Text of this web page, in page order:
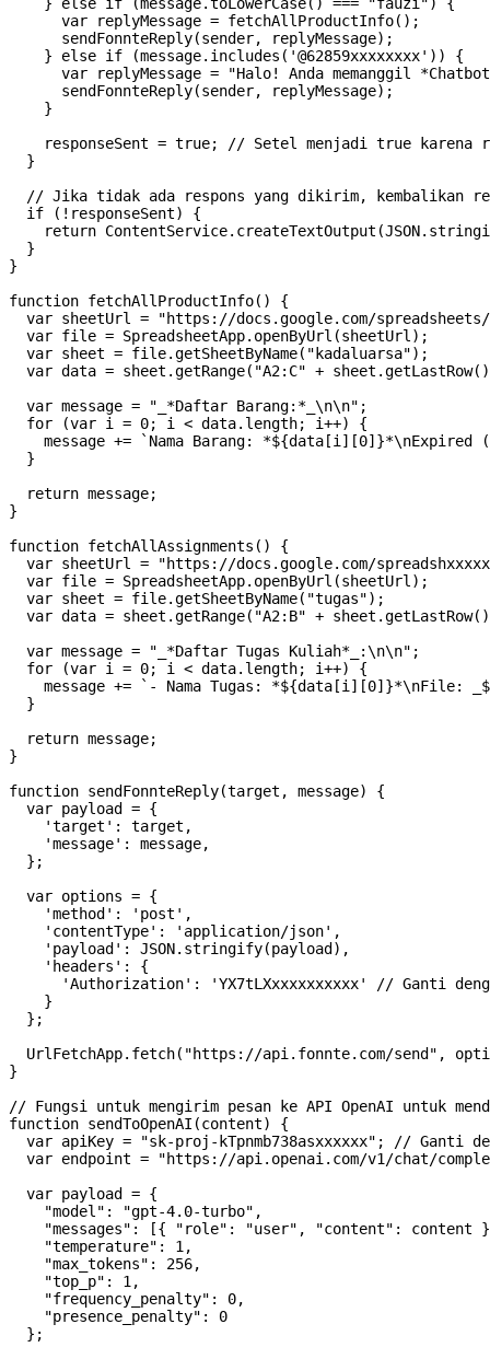
    } else if (message.toLowerCase() === "fauzi") {
      var replyMessage = fetchAllProductInfo();
      sendFonnteReply(sender, replyMessage);
    } else if (message.includes('@62859xxxxxxxx')) {
var replyMessage = "Halo! Anda memanggil
      sendFonnteReply(sender, replyMessage);
    }
responseSent = true; // Setel menjadi true karena
  }
// Jika tidak ada respons yang dikirim, kembalikan
  if (!responseSent) {
return
  }
}
function fetchAllProductInfo() {
var sheetUrl = "https://docs.google.com/
  var file = SpreadsheetApp.openByUrl(sheetUrl);
  var sheet = file.getSheetByName("kadaluarsa");
var data = sheet.getRange("A2:C" +
  var message = "_*Daftar Barang:*_\n\n";
  for (var i = 0; i < data.length; i++) {
message += `Nama Barang: *${data[i][0]}*\nExpired
  }
  return message;
}
function fetchAllAssignments() {
var sheetUrl = "https://docs.google.com/
  var file = SpreadsheetApp.openByUrl(sheetUrl);
  var sheet = file.getSheetByName("tugas");
var data = sheet.getRange("A2:B" +
  var message = "_*Daftar Tugas Kuliah*_:\n\n";
  for (var i = 0; i < data.length; i++) {
message += `- Nama Tugas: *${data[i][0]}*\nFile:
  }
  return message;
}
function sendFonnteReply(target, message) {
  var payload = {
    'target': target,
    'message': message,
  };
  var options = {
    'method': 'post',
    'contentType': 'application/json',
    'payload': JSON.stringify(payload),
    'headers': {
'Authorization': 'YX7tLXxxxxxxxxxx' // Ganti
    }
  };
UrlFetchApp.fetch("https://api.fonnte.com/send",
}
// Fungsi untuk mengirim pesan ke API OpenAI untuk
function sendToOpenAI(content) {
var apiKey = "sk-proj-kTpnmb738asxxxxxx"; // Ganti
var endpoint = "https://api.openai.com/v1/chat/
  var payload = {
    "model": "gpt-4.0-turbo",
"messages": [{ "role": "user", "content": content
    "temperature": 1,
    "max_tokens": 256,
    "top_p": 1,
    "frequency_penalty": 0,
    "presence_penalty": 0
  };